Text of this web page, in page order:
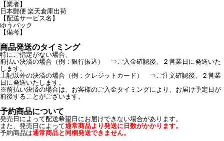
【業者】
日本郵便 楽天倉庫出荷
【配送サービス名】
ゆうパック
【備考】
商品発送のタイミング
特にご指定がない場合、
前払い決済の場合（例：銀行振込） ⇒ご入金確認後、２営業日に発送いた
します。
上記以外の決済の場合（例：クレジットカード） ⇒ご注文確認後、２営業
日に発送いたします。
※前払い決済の場合は、お客様のご入金タイミングにより、お届け予定日が
前後することがございます。
予約商品について
発売日によって配送希望日にお届けできない場合があります。
また、発売日によって通常商品より発送に日数がかかります。
予約商品は通常商品と同梱発送できません。